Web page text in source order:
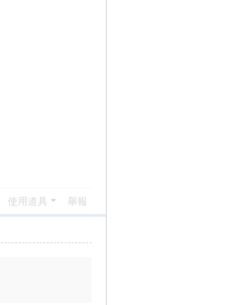
使用道具 舉報